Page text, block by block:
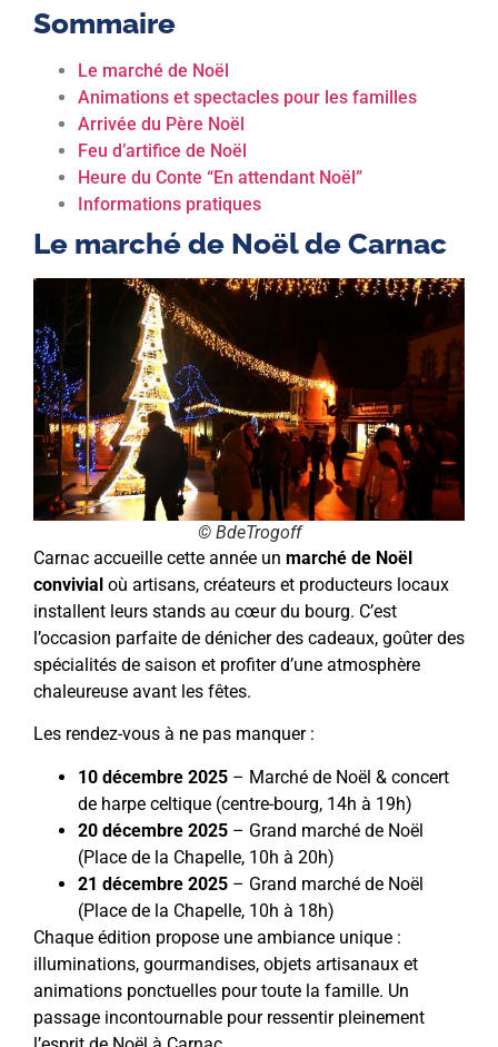
Sommaire
Le marché de Noël
Animations et spectacles pour les familles
Arrivée du Père Noël
Feu d’artifice de Noël
Heure du Conte “En attendant Noël”
Informations pratiques
Le marché de Noël de Carnac
© BdeTrogoff
Carnac accueille cette année un marché de Noël
convivial où artisans, créateurs et producteurs locaux
installent leurs stands au cœur du bourg. C’est
l’occasion parfaite de dénicher des cadeaux, goûter des
spécialités de saison et profiter d’une atmosphère
chaleureuse avant les fêtes.
Les rendez-vous à ne pas manquer :
10 décembre 2025 – Marché de Noël & concert
de harpe celtique (centre-bourg, 14h à 19h)
20 décembre 2025 – Grand marché de Noël
(Place de la Chapelle, 10h à 20h)
21 décembre 2025 – Grand marché de Noël
(Place de la Chapelle, 10h à 18h)
Chaque édition propose une ambiance unique :
illuminations, gourmandises, objets artisanaux et
animations ponctuelles pour toute la famille. Un
passage incontournable pour ressentir pleinement